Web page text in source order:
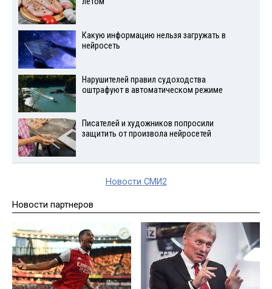
Какую информацию нельзя загружать в
нейросеть
Нарушителей правил судоходства
оштрафуют в автоматическом режиме
Писателей и художников попросили
защитить от произвола нейросетей
Новости СМИ2
Новости партнеров